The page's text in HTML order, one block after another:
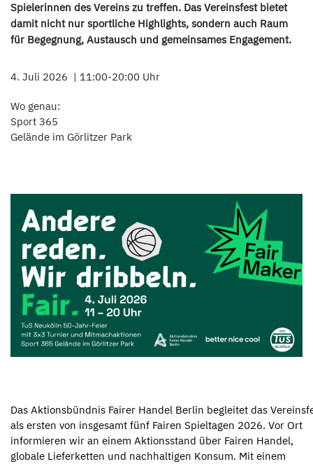
Spielerinnen des Vereins zu treffen. Das Vereinsfest bietet
damit nicht nur sportliche Highlights, sondern auch Raum
für Begegnung, Austausch und gemeinsames Engagement.
4. Juli 2026 11:00-20:00 Uhr
Wo genau:
Sport 365
Gelände im Görlitzer Park
Das Aktionsbündnis Fairer Handel Berlin begleitet das
als ersten von insgesamt fünf Fairen Spieltagen 2026. Vor Ort
informieren wir an einem Aktionsstand über Fairen Handel,
globale Lieferketten und nachhaltigen Konsum. Mit einem